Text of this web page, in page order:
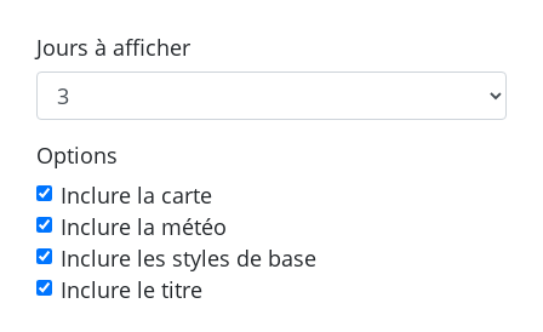
Jours à afficher
Options
Inclure la carte
Inclure la météo
Inclure les styles de base
Inclure le titre